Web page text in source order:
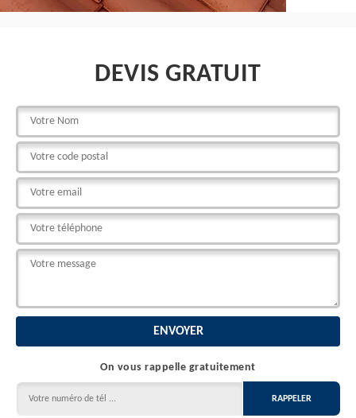
DEVIS GRATUIT
On vous rappelle gratuitement